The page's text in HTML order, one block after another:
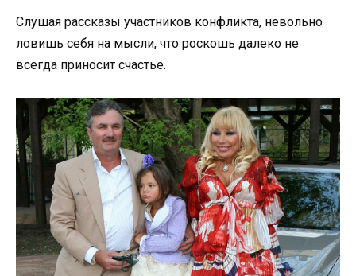
Слушая рассказы участников конфликта, невольно
ловишь себя на мысли, что роскошь далеко не
всегда приносит счастье.